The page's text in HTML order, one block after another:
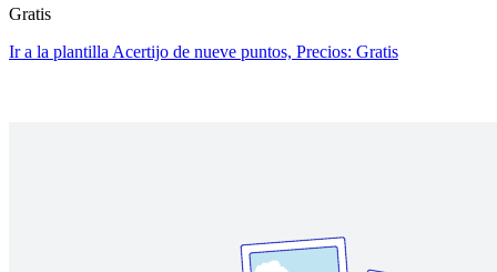
Gratis
Ir a la plantilla Acertijo de nueve puntos, Precios: Gratis